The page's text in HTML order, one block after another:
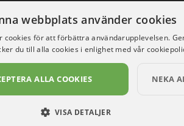
webbplats använder cookies
cookies för att förbättra användarupplevelsen.
du till alla cookies i enlighet med vår
ALLA COOKIES NEKA
VISA DETALJER